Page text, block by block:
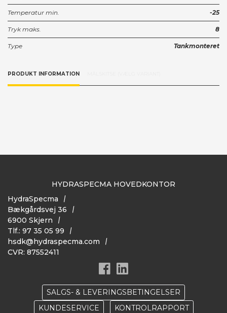
Temperatur min. -25
Tryk maks. 8
Type Tankmonteret
PRODUKT INFORMATION
HYDRASPECMA HOVEDKONTOR
HydraSpecma
Bækgårdsvej 36
6900 Skjern
Tlf.: 97 35 05 99
hsdk@hydraspecma.com
CVR: 87552411
SALGS- & LEVERINGSBETINGELSER
KUNDESERVICE
KONTROLRAPPORT